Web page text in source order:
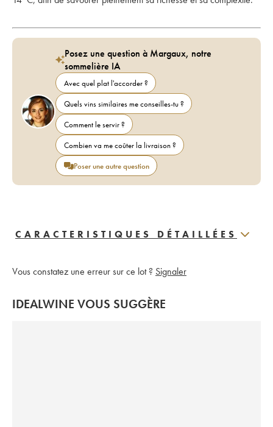
Posez une question à Margaux, notre
sommelière IA
Avec quel plat l'accorder ?
Quels vins similaires me conseilles-tu ?
Comment le servir ?
Combien va me coûter la livraison ?
Poser une autre question
CARACTERISTIQUES DÉTAILLÉES
Vous constatez une erreur sur ce lot ? Signaler
IDEALWINE VOUS SUGGÈRE